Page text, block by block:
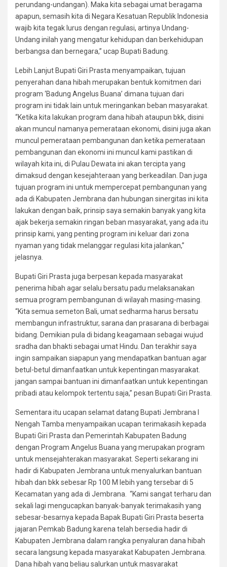
perundang-undangan). Maka kita sebagai umat beragama
apapun, semasih kita di Negara Kesatuan Republik Indonesia
wajib kita tegak lurus dengan regulasi, artinya Undang-
Undang inilah yang mengatur kehidupan dan berkehidupan
berbangsa dan bernegara,” ucap Bupati Badung.
Lebih Lanjut Bupati Giri Prasta menyampaikan, tujuan
penyerahan dana hibah merupakan bentuk komitmen dari
program ‘Badung Angelus Buana’ dimana tujuan dari
program ini tidak lain untuk meringankan beban masyarakat.
“Ketika kita lakukan program dana hibah ataupun bkk, disini
akan muncul namanya pemerataan ekonomi, disini juga akan
muncul pemerataan pembangunan dan ketika pemerataan
pembangunan dan ekonomi ini muncul kami pastikan di
wilayah kita ini, di Pulau Dewata ini akan tercipta yang
dimaksud dengan kesejahteraan yang berkeadilan. Dan juga
tujuan program ini untuk mempercepat pembangunan yang
ada di Kabupaten Jembrana dan hubungan sinergitas ini kita
lakukan dengan baik, prinsip saya semakin banyak yang kita
ajak bekerja semakin ringan beban masyarakat, yang ada itu
prinsip kami, yang penting program ini keluar dari zona
nyaman yang tidak melanggar regulasi kita jalankan,”
jelasnya.
Bupati Giri Prasta juga berpesan kepada masyarakat
penerima hibah agar selalu bersatu padu melaksanakan
semua program pembangunan di wilayah masing-masing.
“Kita semua semeton Bali, umat sedharma harus bersatu
membangun infrastruktur, sarana dan prasarana di berbagai
bidang. Demikian pula di bidang keagamaan sebagai wujud
sradha dan bhakti sebagai umat Hindu. Dan terakhir saya
ingin sampaikan siapapun yang mendapatkan bantuan agar
betul-betul dimanfaatkan untuk kepentingan masyarakat.
jangan sampai bantuan ini dimanfaatkan untuk kepentingan
pribadi atau kelompok tertentu saja,” pesan Bupati Giri Prasta.
Sementara itu ucapan selamat datang Bupati Jembrana I
Nengah Tamba menyampaikan ucapan terimakasih kepada
Bupati Giri Prasta dan Pemerintah Kabupaten Badung
dengan Program Angelus Buana yang merupakan program
untuk mensejahterakan masyarakat. Seperti sekarang ini
hadir di Kabupaten Jembrana untuk menyalurkan bantuan
hibah dan bkk sebesar Rp 100 M lebih yang tersebar di 5
Kecamatan yang ada di Jembrana. “Kami sangat terharu dan
sekali lagi mengucapkan banyak-banyak terimakasih yang
sebesar-besarnya kepada Bapak Bupati Giri Prasta beserta
jajaran Pemkab Badung karena telah bersedia hadir di
Kabupaten Jembrana dalam rangka penyaluran dana hibah
secara langsung kepada masyarakat Kabupaten Jembrana.
Dana hibah yang beliau salurkan untuk masyarakat